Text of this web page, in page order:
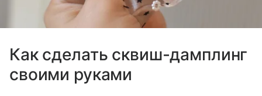
Как сделать сквиш-дамплинг
своими руками